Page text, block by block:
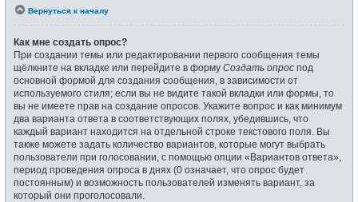
Вернуться к началу
Как мне создать опрос?
При создании темы или редактировании первого сообщения темы
щёлкните на вкладке или перейдите в форму Создать опрос под
основной формой для создания сообщения, в зависимости от
используемого стиля; если вы не видите такой вкладки или формы, то
вы не имеете прав на создание опросов. Укажите вопрос и как минимум
два варианта ответа в соответствующих полях, убедившись, что
каждый вариант находится на отдельной строке текстового поля. Вы
также можете задать количество вариантов, которые могут выбрать
пользователи при голосовании, с помощью опции «Вариантов ответа»,
период проведения опроса в днях (0 означает, что опрос будет
постоянным) и возможность пользователей изменять вариант, за
который они проголосовали.